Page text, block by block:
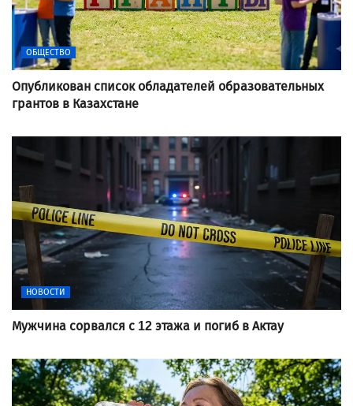
ОБЩЕСТВО
Опубликован список обладателей образовательных
грантов в Казахстане
НОВОСТИ
Мужчина сорвался с 12 этажа и погиб в Актау